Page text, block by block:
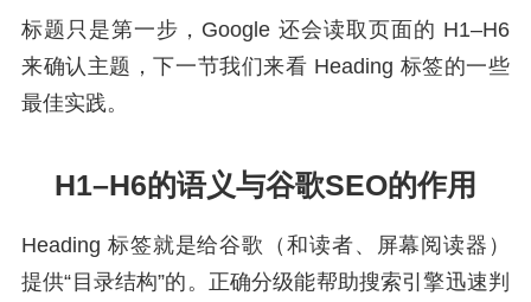
标题只是第一步，Google 还会读取页面的 H1–H6
来确认主题，下一节我们来看 Heading 标签的一些
最佳实践。
H1–H6的语义与谷歌SEO的作用
Heading 标签就是给谷歌（和读者、屏幕阅读器）
提供“目录结构”的。正确分级能帮助搜索引擎迅速判